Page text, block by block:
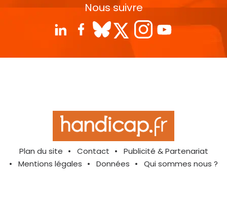
Nous suivre
Plan du site Contact
Publicité & Partenariat
Mentions légales
Données Qui sommes nous ?